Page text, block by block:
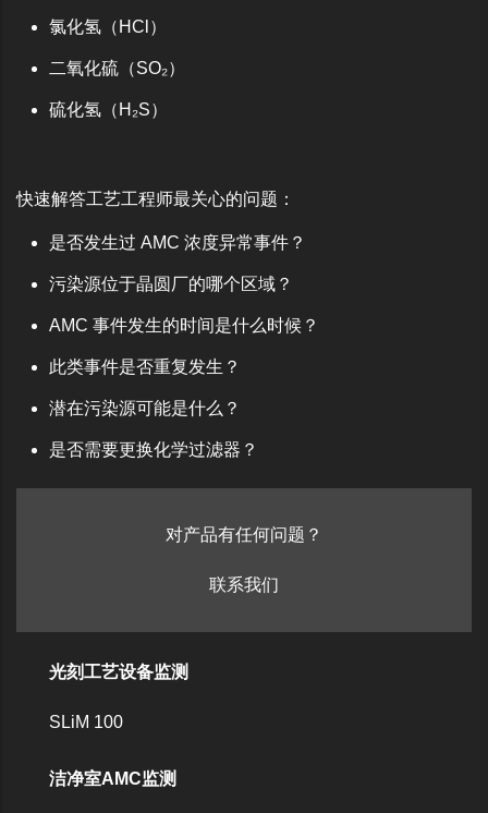
氯化氢（HCl）
二氧化硫（SO₂）
硫化氢（H₂S）
快速解答工艺工程师最关心的问题：
是否发生过 AMC 浓度异常事件？
污染源位于晶圆厂的哪个区域？
AMC 事件发生的时间是什么时候？
此类事件是否重复发生？
潜在污染源可能是什么？
是否需要更换化学过滤器？
对产品有任何问题？
联系我们
光刻工艺设备监测
SLiM 100
洁净室AMC监测